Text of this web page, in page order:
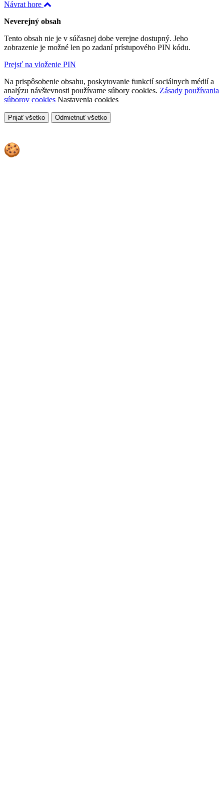
Návrat hore
Neverejný obsah
Tento obsah nie je v súčasnej dobe verejne dostupný. Jeho
zobrazenie je možné len po zadaní prístupového PIN kódu.
Prejsť na vloženie PIN
Na prispôsobenie obsahu, poskytovanie funkcií sociálnych médií a
analýzu návštevnosti používame súbory cookies. Zásady používania
súborov cookies Nastavenia cookies
Prijať všetko Odmietnuť všetko